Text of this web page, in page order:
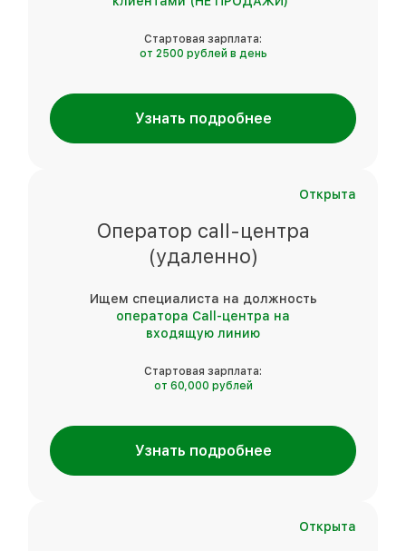
Стартовая зарплата:
от 2500 рублей в день
Узнать подробнее
Открыта
Оператор call-центра
(удаленно)
Ищем специалиста на должность
оператора Call-центра на
входящую линию
Стартовая зарплата:
от 60,000 рублей
Узнать подробнее
Открыта